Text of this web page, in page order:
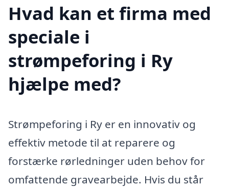
Hvad kan et firma med
speciale i
strømpeforing i Ry
hjælpe med?
Strømpeforing i Ry er en innovativ og
effektiv metode til at reparere og
forstærke rørledninger uden behov for
omfattende gravearbejde. Hvis du står